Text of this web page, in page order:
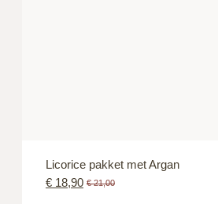
Licorice pakket met Argan
€21,00
€ 18,90